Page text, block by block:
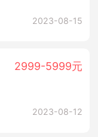
2023-08-15
2999-5999元
2023-08-12